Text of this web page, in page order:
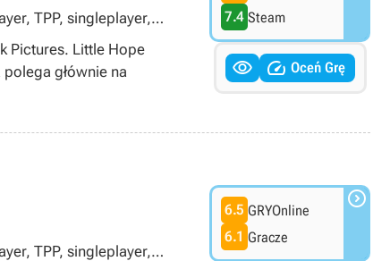
TPP, singleplayer,
Pictures. Little Hope
głównie na
7.4 Steam
  Oceń Grę
TPP, singleplayer,
6.5 GRYOnline
6.1 Gracze
